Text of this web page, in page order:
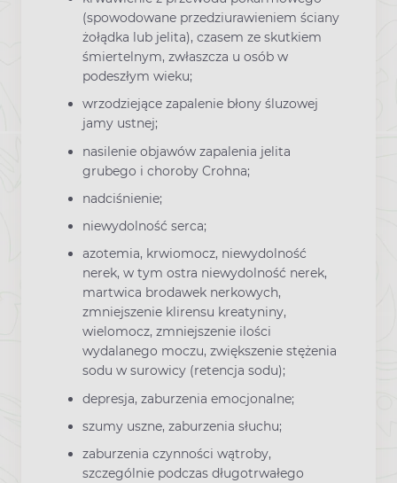
(spowodowane przedziurawieniem ściany
żołądka lub jelita), czasem ze skutkiem
śmiertelnym, zwłaszcza u osób w
podeszłym wieku;
wrzodziejące zapalenie błony śluzowej
jamy ustnej;
nasilenie objawów zapalenia jelita
grubego i choroby Crohna;
nadciśnienie;
niewydolność serca;
azotemia, krwiomocz, niewydolność
nerek, w tym ostra niewydolność nerek,
martwica brodawek nerkowych,
zmniejszenie klirensu kreatyniny,
wielomocz, zmniejszenie ilości
wydalanego moczu, zwiększenie stężenia
sodu w surowicy (retencja sodu);
depresja, zaburzenia emocjonalne;
szumy uszne, zaburzenia słuchu;
zaburzenia czynności wątroby,
szczególnie podczas długotrwałego